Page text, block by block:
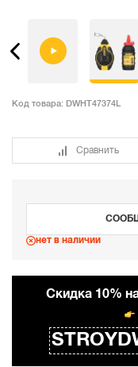
Код товара: DWHT47374L
Сравнить
нет в наличии
Cкидка 10%